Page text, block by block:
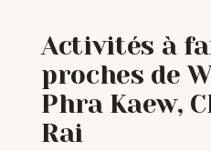
Activités à
proches de
Phra Kaew,
Rai